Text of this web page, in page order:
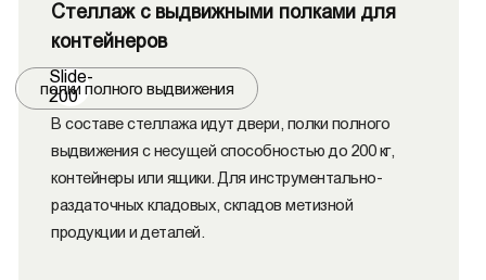
Стеллаж с выдвижными полками для
контейнеров
Slide-
200
полки полного выдвижения
В составе стеллажа идут двери, полки полного
выдвижения с несущей способностью до 200 кг,
контейнеры или ящики. Для инструментально-
раздаточных кладовых, складов метизной
продукции и деталей.